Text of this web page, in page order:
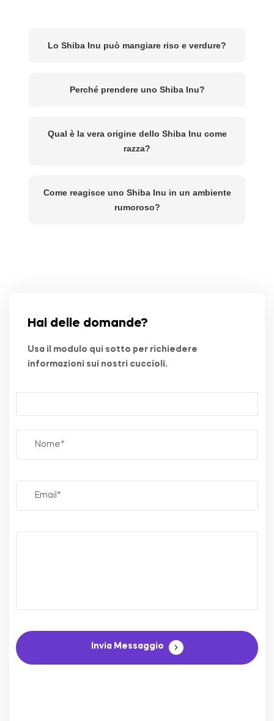
Lo Shiba Inu può mangiare riso e verdure?
Perché prendere uno Shiba Inu?
Qual è la vera origine dello Shiba Inu come
razza?
Come reagisce uno Shiba Inu in un ambiente
rumoroso?
Hai delle domande?
Usa il modulo qui sotto per richiedere
informazioni sui nostri cuccioli.
Invia Messaggio